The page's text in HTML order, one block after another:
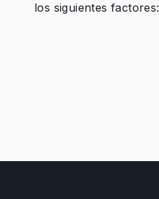
los siguientes factores: